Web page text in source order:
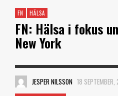
FN HÄLSA
FN: Hälsa i fokus
New York
JESPER NILSSON 18